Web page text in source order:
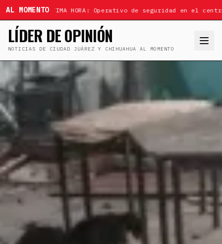
AL MOMENTOÚLTIMA HORA: Operativo de seguridad en el
LÍDER DE OPINIÓN
NOTICIAS DE CIUDAD JUÁREZ Y CHIHUAHUA AL MOMENTO